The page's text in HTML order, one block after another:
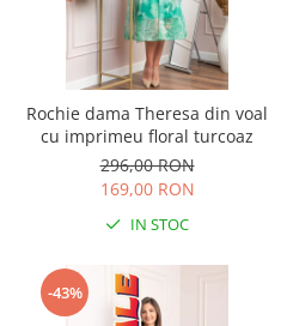
Rochie dama Theresa din voal
cu imprimeu floral turcoaz
296,00 RON
169,00 RON
IN STOC
-43%